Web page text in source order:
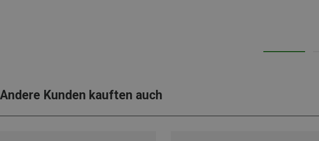
Andere Kunden kauften auch